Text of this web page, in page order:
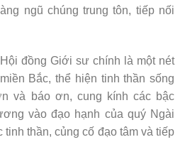
ngũ chúng trung tôn, tiếp nối
đồng Giới sư chính là một nét
Bắc, thể hiện tinh thần sống
và báo ơn, cung kính các bậc
vào đạo hạnh của quý Ngài
thần, củng cố đạo tâm và tiếp